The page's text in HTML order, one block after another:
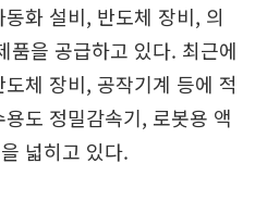
화 설비, 반도체 장비, 의
품을 공급하고 있다. 최근에
체 장비, 공작기계 등에 적
도 정밀감속기, 로봇용 액
넓히고 있다.